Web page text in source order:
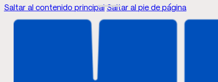
Saltar al contenido principal Saltar al pie de página